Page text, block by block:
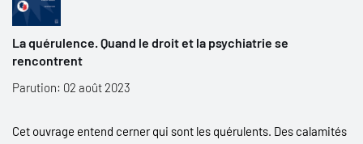
La quérulence. Quand le droit et la psychiatrie se
rencontrent
Parution: 02 août 2023
Cet ouvrage entend cerner qui sont les quérulents. Des calamités